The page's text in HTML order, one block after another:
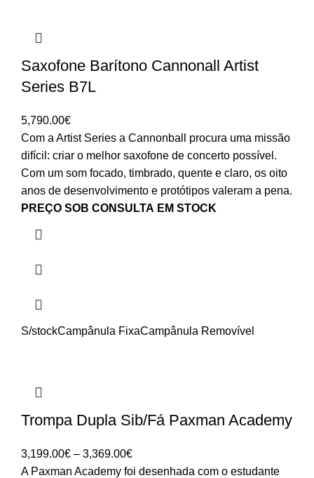
Saxofone Barítono Cannonall Artist
Series B7L
5,790.00€
Com a Artist Series a Cannonball procura uma missão
difícil: criar o melhor saxofone de concerto possível.
Com um som focado, timbrado, quente e claro, os oito
anos de desenvolvimento e protótipos valeram a pena.
PREÇO SOB CONSULTA EM STOCK
S/stockCampânula FixaCampânula Removível
Trompa Dupla Sib/Fá Paxman Academy
3,199.00€ – 3,369.00€Price
range:
A Paxman Academy foi desenhada com o estudante